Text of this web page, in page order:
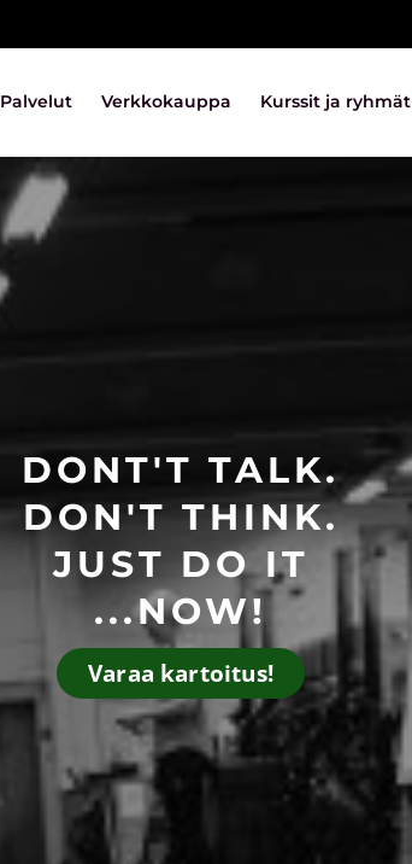
Palvelut Verkkokauppa Kurssit ja ryhmät
DONT'T TALK.
DON'T THINK.
JUST DO IT
...NOW!
Varaa kartoitus!